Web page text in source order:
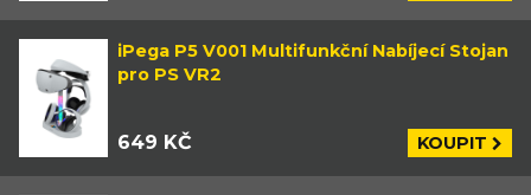
iPega P5 V001 Multifunkční Nabíjecí Stojan
pro PS VR2
649 KČ KOUPIT